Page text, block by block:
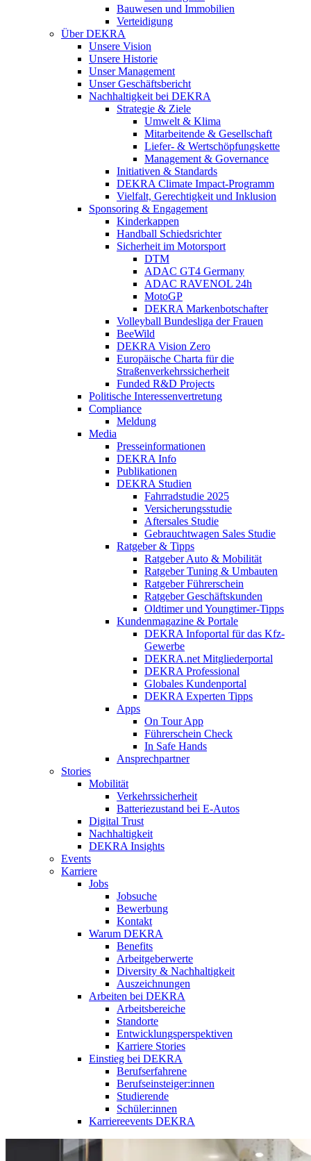
Bauwesen und Immobilien
Verteidigung
Über DEKRA
Unsere Vision
Unsere Historie
Unser Management
Unser Geschäftsbericht
Nachhaltigkeit bei DEKRA
Strategie & Ziele
Umwelt & Klima
Mitarbeitende & Gesellschaft
Liefer- & Wertschöpfungskette
Management & Governance
Initiativen & Standards
DEKRA Climate Impact-Programm
Vielfalt, Gerechtigkeit und Inklusion​
Sponsoring & Engagement
Kinderkappen
Handball Schiedsrichter
Sicherheit im Motorsport
DTM
ADAC GT4 Germany
ADAC RAVENOL 24h
MotoGP
DEKRA Markenbotschafter
Volleyball Bundesliga der Frauen
BeeWild
DEKRA Vision Zero
Europäische Charta für die
Straßenverkehrssicherheit
Funded R&D Projects
Politische Interessenvertretung
Compliance
Meldung
Media
Presseinformationen
DEKRA Info
Publikationen
DEKRA Studien
Fahrradstudie 2025
Versicherungsstudie
Aftersales Studie
Gebrauchtwagen Sales Studie
Ratgeber & Tipps
Ratgeber Auto & Mobilität
Ratgeber Tuning & Umbauten
Ratgeber Führerschein
Ratgeber Geschäftskunden
Oldtimer und Youngtimer-Tipps
Kundenmagazine & Portale
DEKRA Infoportal für das Kfz-
Gewerbe
DEKRA.net Mitgliederportal
DEKRA Professional
Globales Kundenportal
DEKRA Experten Tipps
Apps
On Tour App
Führerschein Check
In Safe Hands
Ansprechpartner
Stories
Mobilität
Verkehrssicherheit
Batteriezustand bei E-Autos
Digital Trust
Nachhaltigkeit
DEKRA Insights
Events
Karriere
Jobs
Jobsuche
Bewerbung
Kontakt
Warum DEKRA
Benefits
Arbeitgeberwerte
Diversity & Nachhaltigkeit
Auszeichnungen
Arbeiten bei DEKRA
Arbeitsbereiche
Standorte
Entwicklungsperspektiven
Karriere Stories
Einstieg bei DEKRA
Berufserfahrene
Berufseinsteiger:innen
Studierende
Schüler:innen
Karriereevents DEKRA